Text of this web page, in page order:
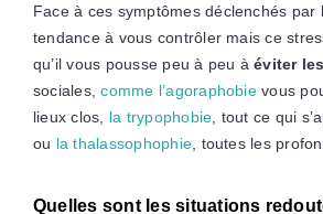
Face à ces symptômes déclenchés par
tendance à vous contrôler mais ce
qu’il vous pousse peu à peu àéviter
sociales, comme l’agoraphobievous
lieux clos, la trypophobie , tout ce qui
ou la thalassophophie , toutes les
Quelles sont les situations